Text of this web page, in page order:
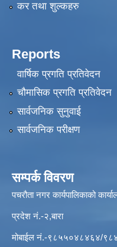
कर तथा शुल्कहरु
Reports
वार्षिक प्रगति प्रतिवेदन
चौमासिक प्रगति प्रतिवेदन
सार्वजनिक सुनुवाई
सार्वजनिक परीक्षण
सम्पर्क विवरण
पचरौता नगर कार्यपालिकाको
प्रदेश नं.-२,बारा
मोबाईल नं.-९८५५०४८४६४/